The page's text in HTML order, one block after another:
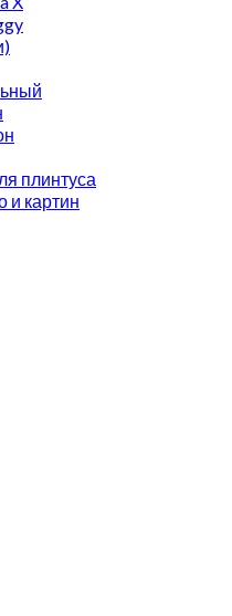
плинтуса
и картин